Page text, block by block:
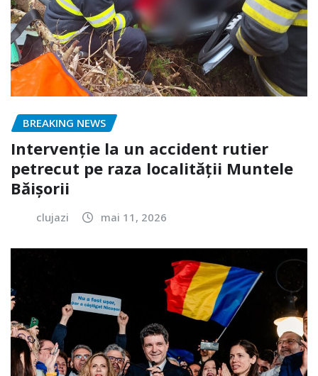
BREAKING NEWS
Intervenție la un accident rutier
petrecut pe raza localității Muntele
Băișorii
clujazi mai 11, 2026